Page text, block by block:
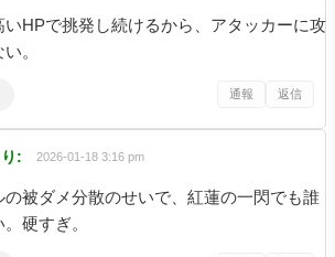
いHPで挑発し続けるから、アタッカーに攻
。
通報 返信
: 2026-01-18 3:16 pm
の被ダメ分散のせいで、紅蓮の一閃でも誰
硬すぎ。